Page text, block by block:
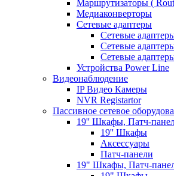
Маршрутизаторы (
Медиаконверторы
Сетевые адаптеры
Сетевые
Сетевые
Сетевые
Устройства Power Line
Видеонаблюдение
IP Видео Камеры
NVR Registartor
Пассивное сетевое
19'' Шкафы, Патч-
19'' Шкафы
Аксессуары
Патч-панели
19" Шкафы, Патч-